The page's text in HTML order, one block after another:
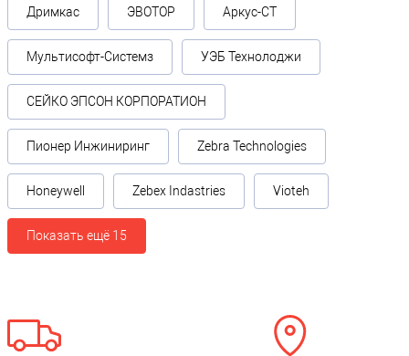
Дримкас ЭВОТОР Аркус-СТ
Мультисофт-Системз УЭБ Технолоджи
СЕЙКО ЭПСОН КОРПОРАТИОН
Пионер Инжиниринг Zebra Technologies
Honeywell Zebex Indastries Vioteh
Показать ещё 15